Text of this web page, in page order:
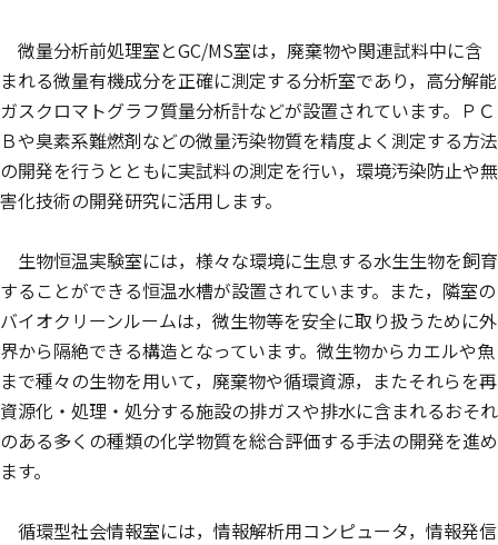
微量分析前処理室とGC/MS室は，廃棄物や関連試料中に含
まれる微量有機成分を正確に測定する分析室であり，高分解能
ガスクロマトグラフ質量分析計などが設置されています。ＰＣ
Ｂや臭素系難燃剤などの微量汚染物質を精度よく測定する方法
の開発を行うとともに実試料の測定を行い，環境汚染防止や無
害化技術の開発研究に活用します。
生物恒温実験室には，様々な環境に生息する水生生物を飼育
することができる恒温水槽が設置されています。また，隣室の
バイオクリーンルームは，微生物等を安全に取り扱うために外
界から隔絶できる構造となっています。微生物からカエルや魚
まで種々の生物を用いて，廃棄物や循環資源，またそれらを再
資源化・処理・処分する施設の排ガスや排水に含まれるおそれ
のある多くの種類の化学物質を総合評価する手法の開発を進め
ます。
循環型社会情報室には，情報解析用コンピュータ，情報発信